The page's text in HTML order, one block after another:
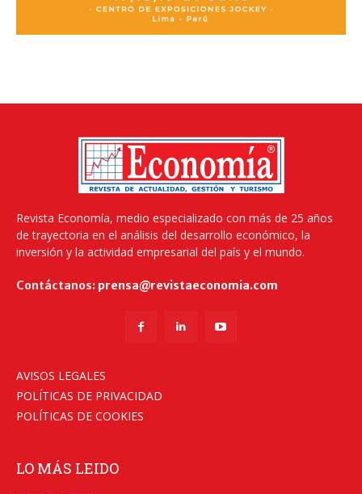
Revista Economía, medio especializado con más de 25 años
de trayectoria en el análisis del desarrollo económico, la
inversión y la actividad empresarial del país y el mundo.
Contáctanos: prensa@revistaeconomia.com
AVISOS LEGALES
POLÍTICAS DE PRIVACIDAD
POLÍTICAS DE COOKIES
LO MÁS LEIDO